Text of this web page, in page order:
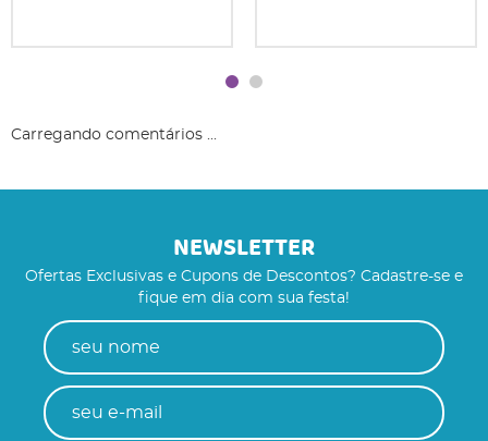
Carregando comentários ...
NEWSLETTER
Ofertas Exclusivas e Cupons de Descontos? Cadastre-se e
fique em dia com sua festa!